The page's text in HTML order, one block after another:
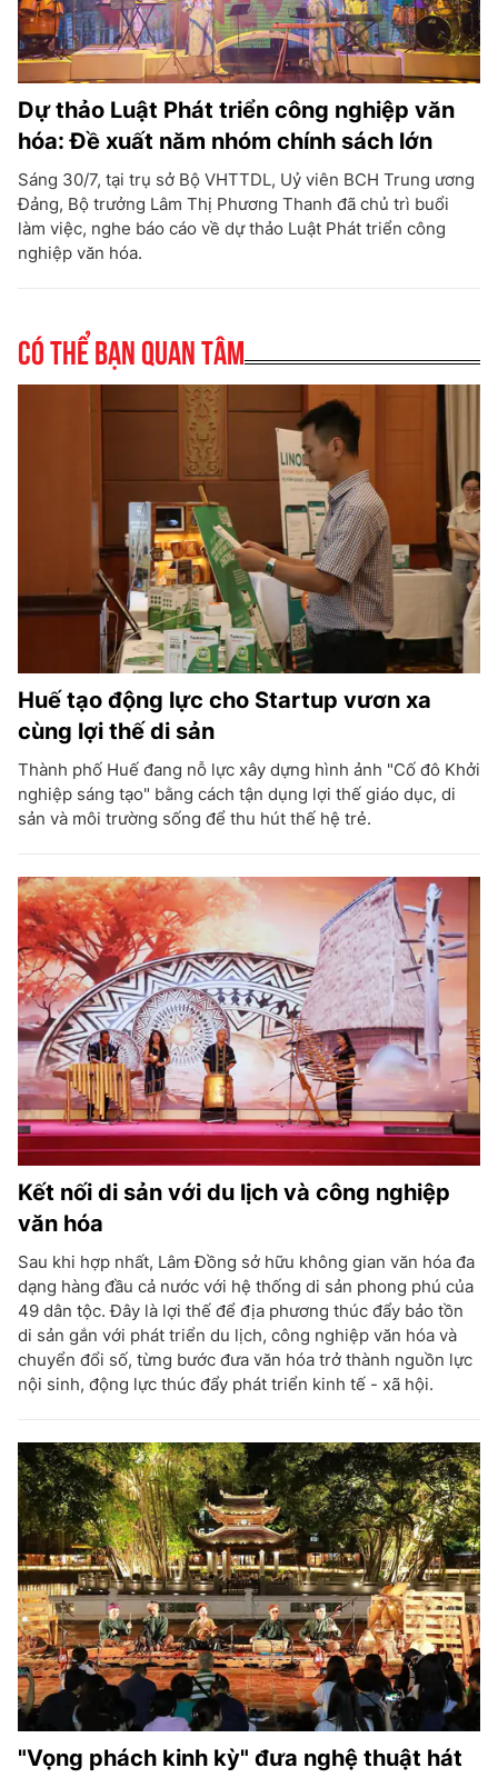
Dự thảo Luật Phát triển công nghiệp văn
hóa: Đề xuất năm nhóm chính sách lớn
Sáng 30/7, tại trụ sở Bộ VHTTDL, Uỷ viên BCH Trung ương
Đảng, Bộ trưởng Lâm Thị Phương Thanh đã chủ trì buổi
làm việc, nghe báo cáo về dự thảo Luật Phát triển công
nghiệp văn hóa.
Có thể bạn quan tâm
Huế tạo động lực cho Startup vươn xa
cùng lợi thế di sản
Thành phố Huế đang nỗ lực xây dựng hình ảnh "Cố đô Khởi
nghiệp sáng tạo" bằng cách tận dụng lợi thế giáo dục, di
sản và môi trường sống để thu hút thế hệ trẻ.
Kết nối di sản với du lịch và công nghiệp
văn hóa
Sau khi hợp nhất, Lâm Đồng sở hữu không gian văn hóa đa
dạng hàng đầu cả nước với hệ thống di sản phong phú của
49 dân tộc. Đây là lợi thế để địa phương thúc đẩy bảo tồn
di sản gắn với phát triển du lịch, công nghiệp văn hóa và
chuyển đổi số, từng bước đưa văn hóa trở thành nguồn lực
nội sinh, động lực thúc đẩy phát triển kinh tế - xã hội.
"Vọng phách kinh kỳ" đưa nghệ thuật hát